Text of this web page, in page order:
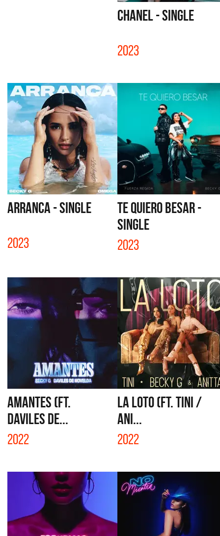
CHANEL - SINGLE
2023
ARRANCA - SINGLE
2023
TE QUIERO BESAR -
SINGLE
2023
AMANTES (FT.
DAVILES DE...
2022
LA LOTO (FT. TINI /
ANI...
2022